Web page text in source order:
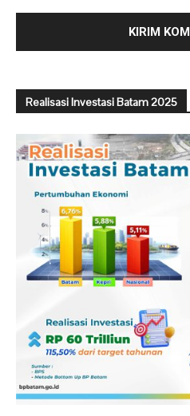
Realisasi Investasi Batam 2025